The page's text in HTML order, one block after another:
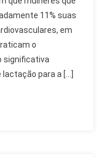
11% suas
em
o
significativa
para a […]